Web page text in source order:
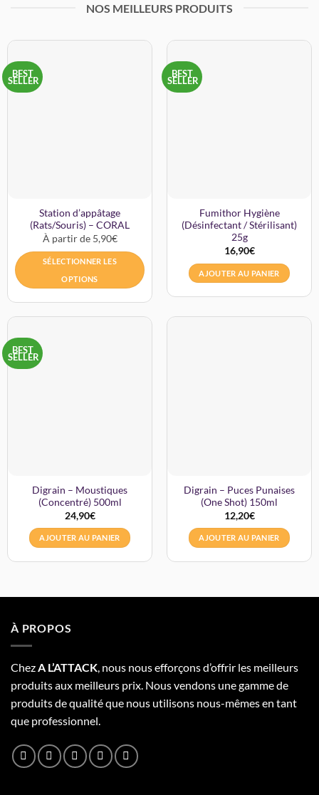
NOS MEILLEURS PRODUITS
BEST
SELLER
Station d’appâtage
(Rats/Souris) – CORAL
À partir de 5,90€
SÉLECTIONNER LES
OPTIONS
BEST
SELLER
Fumithor Hygiène
(Désinfectant / Stérilisant)
25g
16,90€
AJOUTER AU PANIER
BEST
SELLER
Digrain – Moustiques
(Concentré) 500ml
24,90€
AJOUTER AU PANIER
Digrain – Puces Punaises
(One Shot) 150ml
12,20€
AJOUTER AU PANIER
À PROPOS
ChezA L’ATTACK, nous nous efforçons d’offrir les meilleurs
produits aux meilleurs prix. Nous vendons une gamme de
produits de qualité que nous utilisons nous-mêmes en tant
que professionnel.